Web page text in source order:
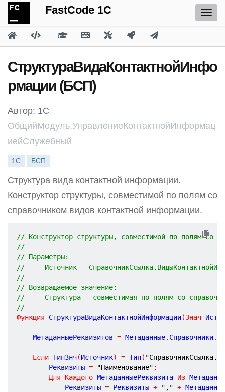
FastCode 1C
СтруктураВидаКонтактнойИнфо
рмации (БСП)
Автор: 1С
ОбщийМодуль.УправлениеКонтактнойИнформац
иейСлужебный
1С БСП
Структура вида контактной информации.
Конструктор структуры, совместимой по полям со
справочником видов контактной информации.
// Конструктор структуры, совместимой по полям со
//
// Параметры:
//     Источник -
//
// Возвращаемое значение:
//     Структура - совместимая по полям со
//
Функция
СтруктураВидаКонтактнойИнформации(Знач
	МетаданныеРеквизитов
= Метаданные. Справочники.
Если ТипЗнч(Источник) = Тип(
		Реквизиты
= "Наименование" ;
Для
Каждого МетаданныеРеквизита Из
			Реквизиты
= Реквизиты + "," +